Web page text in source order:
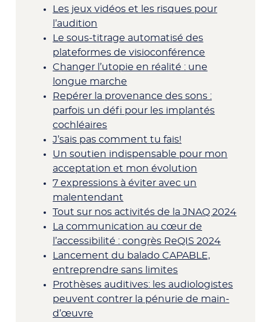
Les jeux vidéos et les risques pour
l’audition
Le sous-titrage automatisé des
plateformes de visioconférence
Changer l’utopie en réalité : une
longue marche
Repérer la provenance des sons :
parfois un défi pour les implantés
cochléaires
J’sais pas comment tu fais!
Un soutien indispensable pour mon
acceptation et mon évolution
7 expressions à éviter avec un
malentendant
Tout sur nos activités de la JNAQ 2024
La communication au cœur de
l’accessibilité : congrès ReQIS 2024
Lancement du balado CAPABLE,
entreprendre sans limites
Prothèses auditives: les audiologistes
peuvent contrer la pénurie de main-
d’œuvre